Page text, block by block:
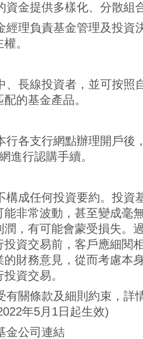
資金提供多樣化、分散組
經理負責基金管理及投資
。
、長線投資者，並可按照
的基金產品。
行各支行網點辦理開戶後
進行認購手續。
構成任何投資要約。投資
能非常波動，甚至變成毫
潤，有可能會蒙受損失。
投資交易前，客戶應細閱
的財務意見，從而考慮本
資交易。
有關條款及細則約束，詳
年5月1日起生效)
金公司連結